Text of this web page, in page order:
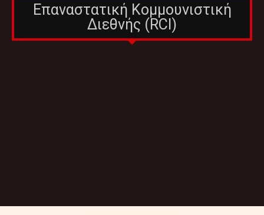
Επαναστατική Κομμουνιστική
Διεθνής (RCI)